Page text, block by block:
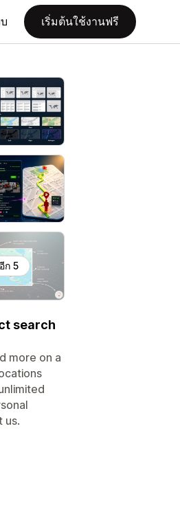
เริ่มต้นใช้งานฟรี
ก 5
search
more on a
us.